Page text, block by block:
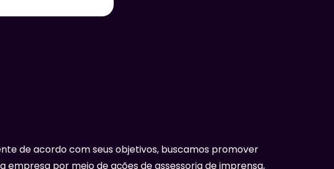
de acordo com seus objetivos, buscamos promover
por meio de ações de assessoria de imprensa,